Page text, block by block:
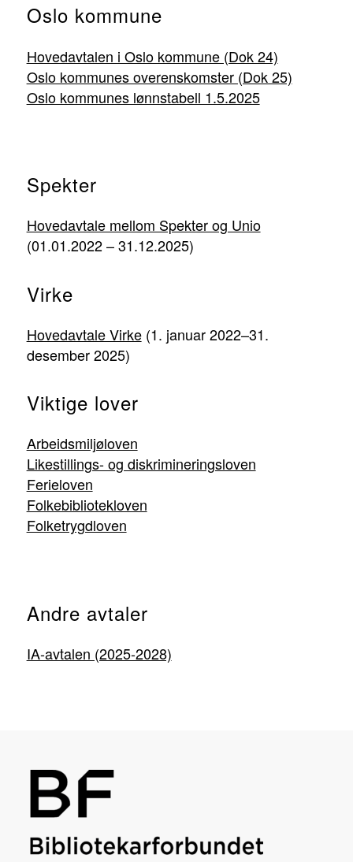
Oslo kommune
Hovedavtalen i Oslo kommune (Dok 24)
Oslo kommunes overenskomster (Dok 25)
Oslo kommunes lønnstabell 1.5.2025
Spekter
Hovedavtale mellom Spekter og Unio
(01.01.2022 – 31.12.2025)
Virke
Hovedavtale Virke(1. januar 2022–31.
desember 2025)
Viktige lover
Arbeidsmiljøloven
Likestillings- og diskrimineringsloven
Ferieloven
Folkebibliotekloven
Folketrygdloven
Andre avtaler
IA-avtalen (2025-2028)